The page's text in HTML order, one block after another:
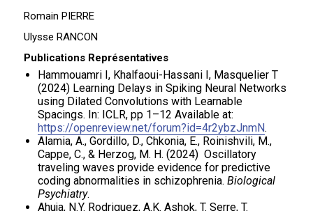
Romain PIERRE
Ulysse RANCON
Publications Représentatives
Hammouamri I, Khalfaoui-Hassani I, Masquelier T
(2024) Learning Delays in Spiking Neural Networks
using Dilated Convolutions with Learnable
Spacings. In: ICLR, pp 1–12 Available at:
https://openreview.net/forum?id=4r2ybzJnmN.
Alamia, A., Gordillo, D., Chkonia, E., Roinishvili, M.,
Cappe, C., & Herzog, M. H. (2024) Oscillatory
traveling waves provide evidence for predictive
coding abnormalities in schizophrenia.Biological
Psychiatry.
Ahuja, N.Y. Rodriguez, A.K. Ashok, T. Serre, T.